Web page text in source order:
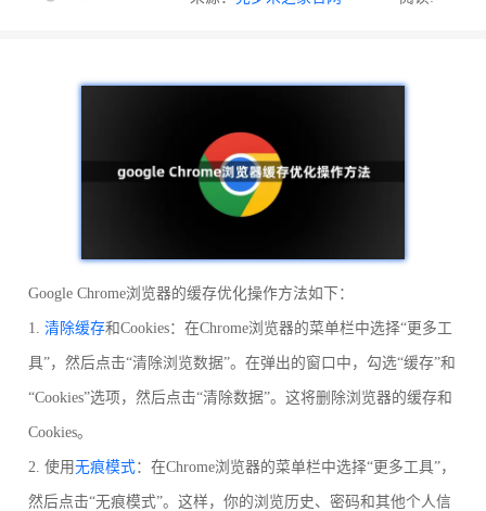
Google Chrome浏览器的缓存优化操作方法如下：
1. 清除缓存和Cookies：在Chrome浏览器的菜单栏中选择“更多工
具”，然后点击“清除浏览数据”。在弹出的窗口中，勾选“缓存”和
“Cookies”选项，然后点击“清除数据”。这将删除浏览器的缓存和
Cookies。
2. 使用无痕模式：在Chrome浏览器的菜单栏中选择“更多工具”，
然后点击“无痕模式”。这样，你的浏览历史、密码和其他个人信